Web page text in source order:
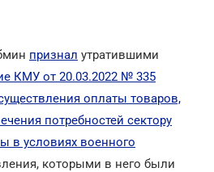
признал утратившими
КМУ от 20.03.2022 № 335
оплаты товаров,
потребностей сектору
в условиях военного
которыми в него были